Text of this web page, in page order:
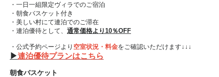
・一日一組限定ヴィラでのご宿泊
・朝食バスケット付き
・美しい村にて連泊でのご滞在
・連泊優待として、 通常価格より10％OFF
・公式予約ページより 空室状況・料金をご確認いただけます↓↓↓
▶連泊優待プランはこちら
朝食バスケット